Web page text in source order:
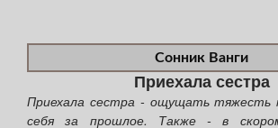
Сонник Ванги
Приехала сестра
Приехала сестра - ощущать тяжесть
себя за прошлое. Также - в